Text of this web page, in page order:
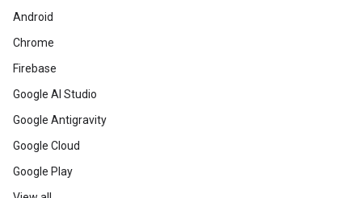
Android
Chrome
Firebase
Google AI Studio
Google Antigravity
Google Cloud
Google Play